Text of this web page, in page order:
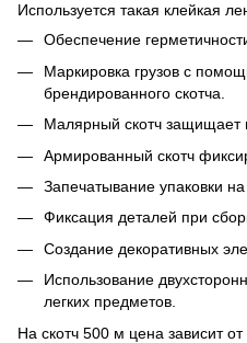
Используется такая клейкая
Обеспечение
Маркировка грузов с
брендированного скотча.
Малярный скотч защищает
Армированный скотч
Запечатывание упаковки на
Фиксация деталей при
Создание декоративных
Использование
легких предметов.
На скотч 500 м цена зависит